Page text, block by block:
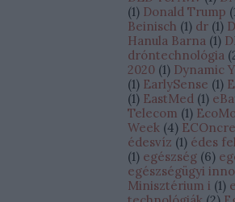
(1) Donald Trump (
Beinisch (1) dr (1)
Hanula Barna (1)
dróntechnológia (
2020 (1) Dynamic
(1) EarlySense (1)
(1) EastMed (1)
Telecom (1)
Week (4)
édesvíz (1) édes
(1) egészség (6)
egészségügyi
Minisztérium i (1)